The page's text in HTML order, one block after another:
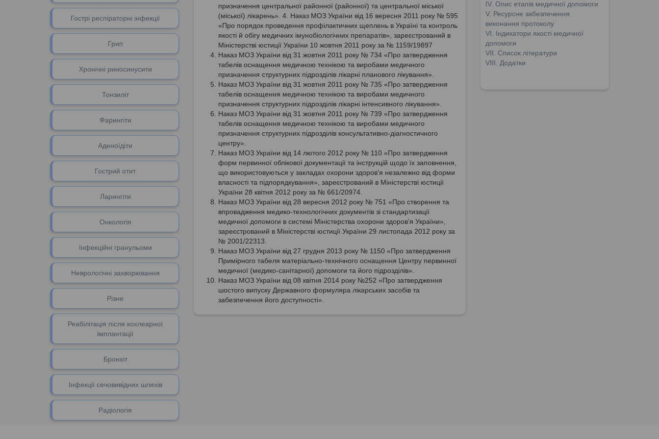
Гострі респіраторні інфекції
Грип
Хронічні риносинусити
Тонзиліт
Фарингіти
Аденоїдіти
Гоcтрий отит
Ларингіти
Онкологія
Інфекційні гранульоми
Неврологічні захворювання
Різне
Реабілітація після кохлеарної
імплантації
Бронхіт
Інфекції сечовивідних шляхів
Радіологія
ІV. Опис етапів медичної допомоги
V. Ресурсне забезпечення
виконання протоколу
VІ. Індикатори якості медичної
допомоги
VІІ. Список літератури
VІІІ. Додатки
призначення центральної районної (районної) та центральної міської
(міської) лікарень». 4. Наказ МОЗ України від 16 вересня 2011 року № 595
«Про порядок проведення профілактичних щеплень в Україні та контроль
якості й обігу медичних імунобіологічних препаратів», зареєстрований в
Міністерстві юстиції України 10 жовтня 2011 року за № 1159/19897
Наказ МОЗ України від 31 жовтня 2011 року № 734 «Про затвердження
табелів оснащення медичною технікою та виробами медичного
призначення структурних підрозділів лікарні планового лікування».
Наказ МОЗ України від 31 жовтня 2011 року № 735 «Про затвердження
табелів оснащення медичною технікою та виробами медичного
призначення структурних підрозділів лікарні інтенсивного лікування».
Наказ МОЗ України від 31 жовтня 2011 року № 739 «Про затвердження
табелів оснащення медичною технікою та виробами медичного
призначення структурних підрозділів консультативно-діагностичного
центру».
Наказ МОЗ України від 14 лютого 2012 року № 110 «Про затвердження
форм первинної облікової документації та інструкцій щодо їх заповнення,
що використовуються у закладах охорони здоров'я незалежно від форми
власності та підпорядкування», зареєстрований в Міністерстві юстиції
України 28 квітня 2012 року за № 661/20974.
Наказ МОЗ України від 28 вересня 2012 року № 751 «Про створення та
впровадження медико-технологічних документів зі стандартизації
медичної допомоги в системі Міністерства охорони здоров'я України»,
зареєстрований в Міністерстві юстиції України 29 листопада 2012 року за
№ 2001/22313.
Наказ МОЗ України від 27 грудня 2013 року № 1150 «Про затвердження
Примірного табеля матеріально-технічного оснащення Центру первинної
медичної (медико-санітарної) допомоги та його підрозділів».
Наказ МОЗ України від 08 квітня 2014 року №252 «Про затвердження
шостого випуску Державного формуляра лікарських засобів та
забезпечення його доступності».